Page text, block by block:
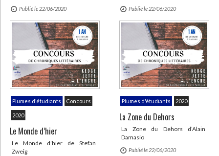
Publié le 22/06/2020 Publié le 22/06/2020
Plumes d'étudiants Concours
2020
Le Monde d’hier
Le Monde d’hier de Stefan
Zweig
Plumes d'étudiants 2020
La Zone du Dehors
La Zone du Dehors d’Alain
Damasio
Publié le 22/06/2020